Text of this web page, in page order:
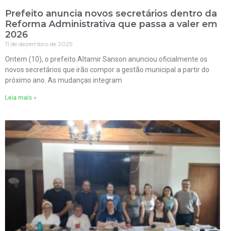
Prefeito anuncia novos secretários dentro da
Reforma Administrativa que passa a valer em
2026
11 de dezembro de 2025
Ontem (10), o prefeito Altamir Sanson anunciou oficialmente os
novos secretários que irão compor a gestão municipal a partir do
próximo ano. As mudanças integram
Leia mais »